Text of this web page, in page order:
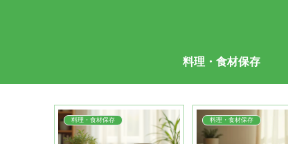
料理・食材保存
料理・食材保存 料理・食材保存